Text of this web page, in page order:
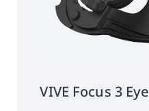
VIVE Focus 3